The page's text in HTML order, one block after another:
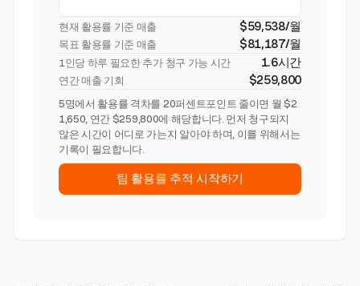
현재 활용률 기준 매출 $59,538/월
목표 활용률 기준 매출 $81,187/월
1인당 하루 필요한 추가 청구 가능 시간 1.6시간
연간 매출 기회 $259,800
5명에서 활용률 격차를 20퍼센트포인트 줄이면 월 $2
1,650, 연간 $259,800에 해당합니다. 먼저 청구되지
않은 시간이 어디로 가는지 알아야 하며, 이를 위해서는
기록이 필요합니다.
팀 활용률 추적 시작하기